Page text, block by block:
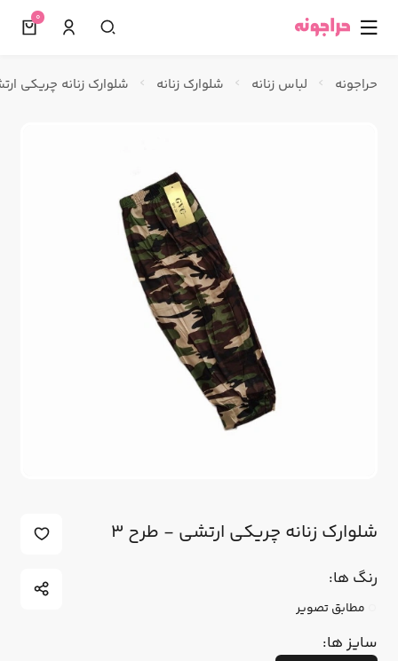
☰
0
حراجونه لباس زنانه شلوارک زنانه شلوارک زنانه چریکی
شلوارک زنانه چریکی ارتشی - طرح 3
رنگ ها:
مطابق تصویر
سایز ها: